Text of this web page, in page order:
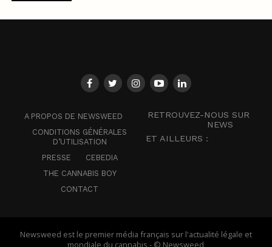
A PROPOS DE NEWSWEED
CONDITIONS GÉNÉRALES
D’UTILISATION
PRESSE
CEBEDIA
THE CANNABIS BOY
CONTACT
RETROUVEZ-NOUS SUR
NEWS
ET AILLEURS :
Newsweed est le premier média français sur l'actualité légale et
mondiale du cannabis - © Newsweed